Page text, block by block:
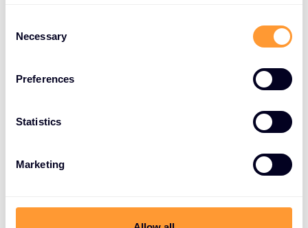
Necessary
Preferences
Statistics
Marketing
Angebot, das die gesamte
abdeckt.
Wir arbeiten mit den innovativsten Anbietern
zusammen und nutzen unser Betriebsmodell, unser
Berater und unsere Fähigkeiten, um immer mehr
den extremen Fokus und den Wert lokaler
unabhängiger Unternehmen mit dem Umfang und